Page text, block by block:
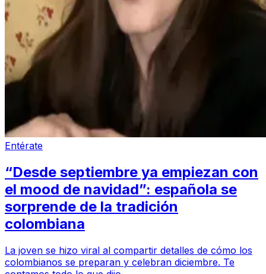
Entérate
“Desde septiembre ya empiezan con
el mood de navidad”: española se
sorprende de la tradición
colombiana
La joven se hizo viral al compartir detalles de cómo los
colombianos se preparan y celebran diciembre. Te